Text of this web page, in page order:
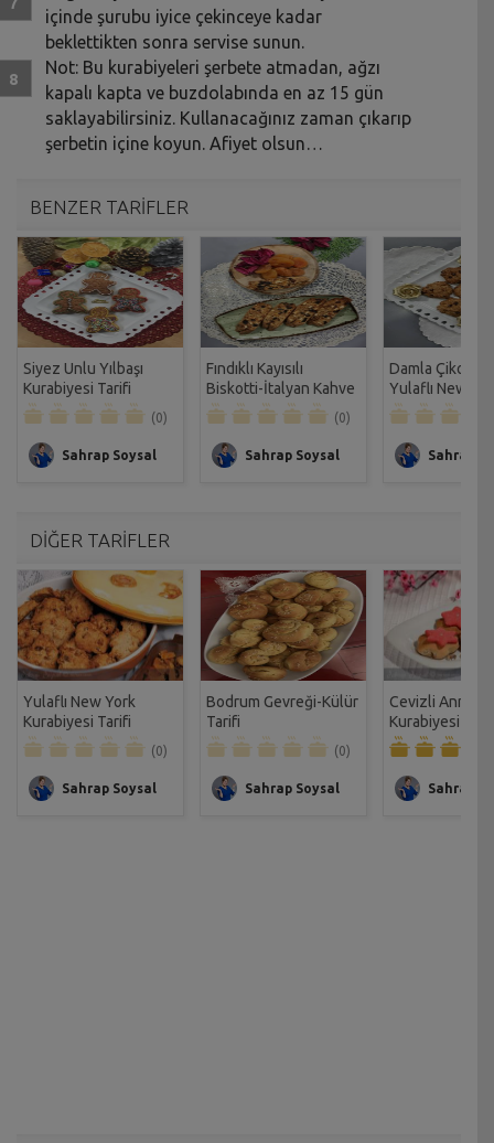
içinde şurubu iyice çekinceye kadar
beklettikten sonra servise sunun.
Not: Bu kurabiyeleri şerbete atmadan, ağzı
kapalı kapta ve buzdolabında en az 15 gün
saklayabilirsiniz. Kullanacağınız zaman çıkarıp
şerbetin içine koyun. Afiyet olsun…
BENZER TARİFLER
Siyez Unlu Yılbaşı
Kurabiyesi Tarifi
(0)
Sahrap Soysal
Fındıklı Kayısılı
Biskotti-İtalyan Kahve
Kurabiyesi Tarifi
(0)
Sahrap Soysal
Damla
Yulaflı New
Kurabiyesi
Sahrap
DİĞER TARİFLER
Yulaflı New York
Kurabiyesi Tarifi
(0)
Sahrap Soysal
Bodrum Gevreği-Külür
Tarifi
(0)
Sahrap Soysal
Cevizli Anne
Kurabiyesi
Sahrap